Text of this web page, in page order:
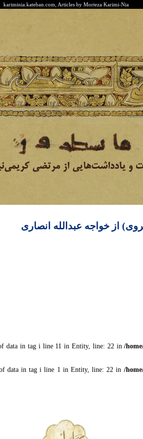
kariminia.kateban.com, Articles by Morteza Karimi-Nia
از خواجه عبدالله انصاری
data in tag i line 11 in Entity, line: 22 in/
data in tag i line 1 in Entity, line: 22 in /